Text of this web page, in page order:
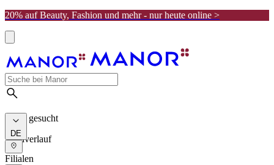
20% auf Beauty, Fashion und mehr - nur heute online >
Meist gesucht
Suchverlauf
DE
Filialen